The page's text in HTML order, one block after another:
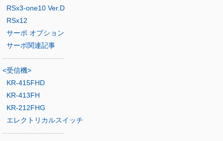
RSx3-one10 Ver.D
RSx12
サーボ オプション
サーボ関連記事
-------------------------
<受信機>
KR-415FHD
KR-413FH
KR-212FHG
エレクトリカルスイッチ
-------------------------